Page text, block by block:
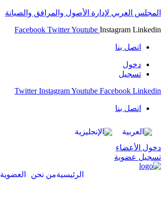
المجلس العربي لإدارة الأصول والمرافق والصيانة
Facebook TwitterYoutube Instagram Linkedin
اتصل بنا
دخول
تسجيل
Twitter InstagramYoutube Facebook Linkedin
اتصل بنا
دخول الأعضاء
تسجيل عضوية
الرئيسيةمن نحن العضوية